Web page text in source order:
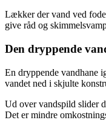
Lækker der vand ved
give råd og
Den dryppende
En dryppende vandhane
vandet ned i skjulte
Ud over vandspild slider
Det er mindre